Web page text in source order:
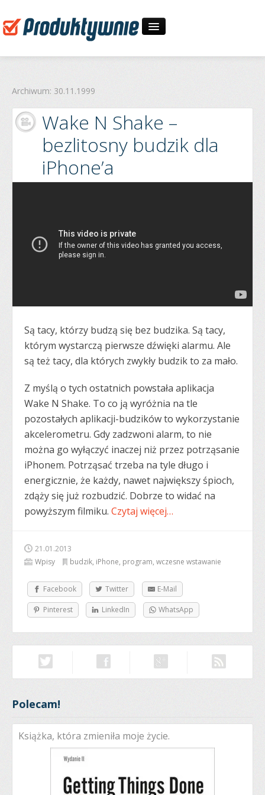
30-dniowe wyzwania
O mnie
Zapytaj
Archiwum: 30.11.1999
Wake N Shake –
bezlitosny budzik dla
iPhone’a
Są tacy, którzy budzą się bez budzika. Są tacy,
którym wystarczą pierwsze dźwięki alarmu. Ale
są też tacy, dla których zwykły budzik to za mało.
Z myślą o tych ostatnich powstała aplikacja
Wake N Shake. To co ją wyróżnia na tle
pozostałych aplikacji-budzików to wykorzystanie
akcelerometru. Gdy zadzwoni alarm, to nie
można go wyłączyć inaczej niż przez potrząsanie
iPhonem. Potrząsać trzeba na tyle długo i
energicznie, że każdy, nawet największy śpioch,
zdąży się już rozbudzić. Dobrze to widać na
powyższym filmiku. Czytaj więcej…
21.01.2013
Wpisy
budzik, iPhone, program, wczesne wstawanie
Facebook Twitter E-Mail
Pinterest LinkedIn WhatsApp
Polecam!
Książka, która zmieniła moje życie.